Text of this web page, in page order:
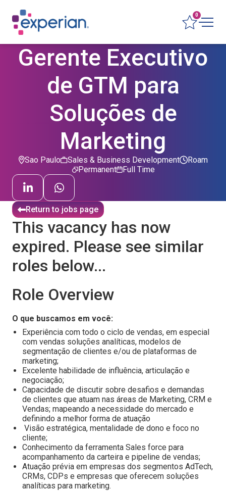
0
Gerente Executivo
de GTM para
Soluções de
Marketing
Sao Paulo
Sales & Business Development
Permanent
Roam
Full Time
Return to jobs page
This vacancy has now
expired. Please see similar
roles below...
Role Overview
O que buscamos em você:
Experiência com todo o ciclo de vendas, em especial
com vendas soluções analíticas, modelos de
segmentação de clientes e/ou de plataformas de
marketing;
Excelente habilidade de influência, articulação e
negociação;
Capacidade de discutir sobre desafios e demandas
de clientes que atuam nas áreas de Marketing, CRM e
Vendas; mapeando a necessidade do mercado e
definindo a melhor forma de atuação
Visão estratégica, mentalidade de dono e foco no
cliente;
Conhecimento da ferramenta Sales force para
acompanhamento da carteira e pipeline de vendas;
Atuação prévia em empresas dos segmentos AdTech,
CRMs, CDPs e empresas que oferecem soluções
analíticas para marketing.